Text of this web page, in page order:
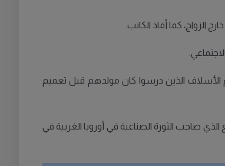
الأسلاف الذين درسوا كان مولدهم قبل تعميم
صاحب الثورة الصناعية في أوروبا الغربية في